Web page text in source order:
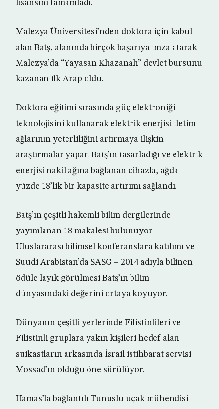
lisansını tamamladı.
Malezya Üniversitesi’nden doktora için kabul
alan Batş, alanında birçok başarıya imza atarak
Malezya’da “Yayasan Khazanah” devlet bursunu
kazanan ilk Arap oldu.
Doktora eğitimi sırasında güç elektroniği
teknolojisini kullanarak elektrik enerjisi iletim
ağlarının yeterliliğini artırmaya ilişkin
araştırmalar yapan Batş’ın tasarladığı ve elektrik
enerjisi nakil ağına bağlanan cihazla, ağda
yüzde 18’lik bir kapasite artırımı sağlandı.
Batş’ın çeşitli hakemli bilim dergilerinde
yayımlanan 18 makalesi bulunuyor.
Uluslararası bilimsel konferanslara katılımı ve
Suudi Arabistan’da SASG – 2014 adıyla bilinen
ödüle layık görülmesi Batş’ın bilim
dünyasındaki değerini ortaya koyuyor.
Dünyanın çeşitli yerlerinde Filistinlileri ve
Filistinli gruplara yakın kişileri hedef alan
suikastların arkasında İsrail istihbarat servisi
Mossad’ın olduğu öne sürülüyor.
Hamas’la bağlantılı Tunuslu uçak mühendisi